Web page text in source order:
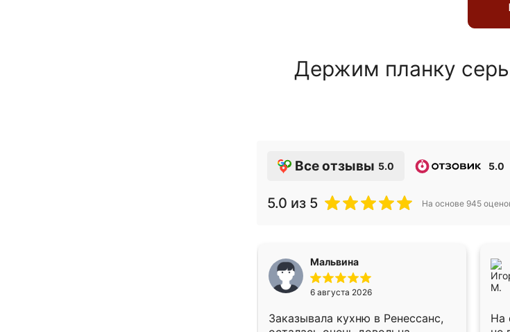
Держим планку
Все отзывы 5.0 5.0
5.0 из 5 На основе 945
Мальвина
6 августа 2026
Заказывала кухню в Ренессанс,
На